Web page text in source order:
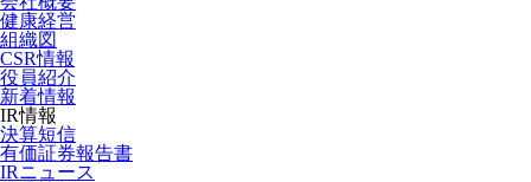
健康経営
組織図
CSR情報
役員紹介
新着情報
IR情報
決算短信
有価証券報告書
IRニュース